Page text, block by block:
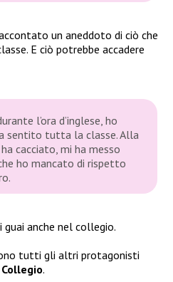
un aneddoto di ciò che
E ciò potrebbe accadere
l’ora d’inglese, ho
sentito tutta la classe. Alla
cacciato, mi ha messo
ho mancato di rispetto
anche nel collegio.
tutti gli altri protagonisti
.